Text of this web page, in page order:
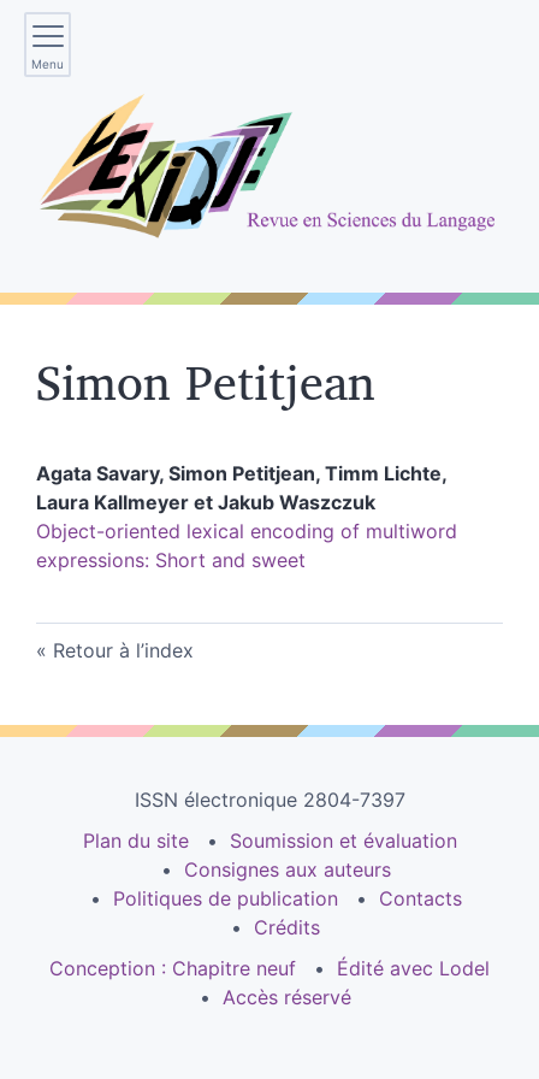
Menu
Simon Petitjean
Agata Savary, Simon Petitjean, Timm Lichte,
Laura Kallmeyer et Jakub Waszczuk
Object-oriented lexical encoding of multiword
expressions: Short and sweet
Retour à l’index
ISSN électronique 2804-7397
Plan du site
Soumission et évaluation
Consignes aux auteurs
Politiques de publication
Contacts
Crédits
Conception : Chapitre neuf
Édité avec Lodel
Accès réservé